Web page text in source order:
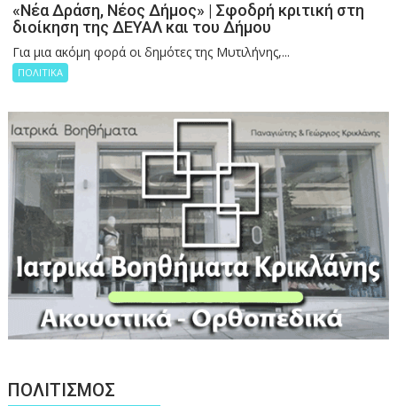
«Νέα Δράση, Νέος Δήμος» | Σφοδρή κριτική στη
διοίκηση της ΔΕΥΑΛ και του Δήμου
Για μια ακόμη φορά οι δημότες της Μυτιλήνης,...
ΠΟΛΙΤΙΚΑ
ΠΟΛΙΤΙΣΜΟΣ